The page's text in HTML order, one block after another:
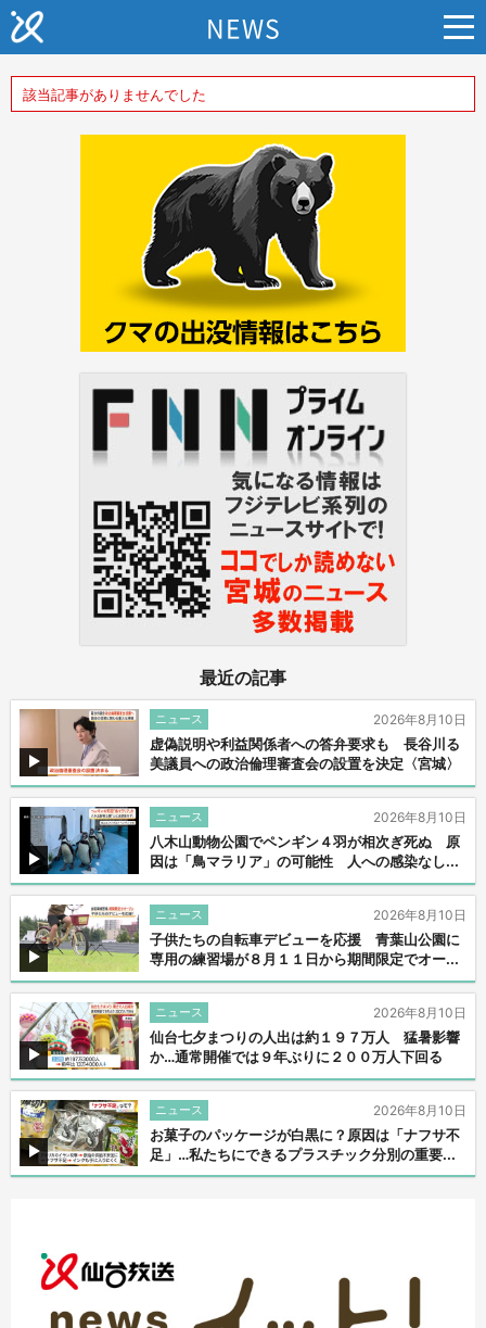
NEWS
該当記事がありませんでした
最近の記事
ニュース
虚偽説明や利益関係者への答弁要求も 長谷川る
美議員への政治倫理審査会の設置を決定〈宮城〉
2026年8月10日
ニュース
八木山動物公園でペンギン４羽が相次ぎ死ぬ 原
因は「鳥マラリア」の可能性 人への感染なし...
2026年8月10日
ニュース
子供たちの自転車デビューを応援 青葉山公園に
専用の練習場が８月１１日から期間限定でオー...
2026年8月10日
ニュース
仙台七夕まつりの人出は約１９７万人 猛暑影響
か…通常開催では９年ぶりに２００万人下回る
2026年8月10日
ニュース
お菓子のパッケージが白黒に？原因は「ナフサ不
足」…私たちにできるプラスチック分別の重要...
2026年8月10日